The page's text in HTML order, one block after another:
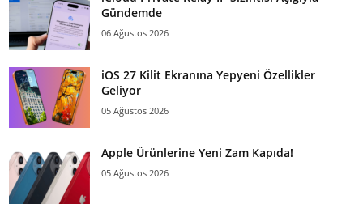
Gündemde
06 Ağustos 2026
iOS 27 Kilit Ekranına Yepyeni Özellikler
Geliyor
05 Ağustos 2026
Apple Ürünlerine Yeni Zam Kapıda!
05 Ağustos 2026